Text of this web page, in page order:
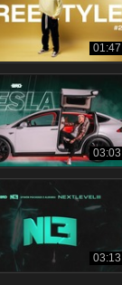
01:47
03:03
03:13